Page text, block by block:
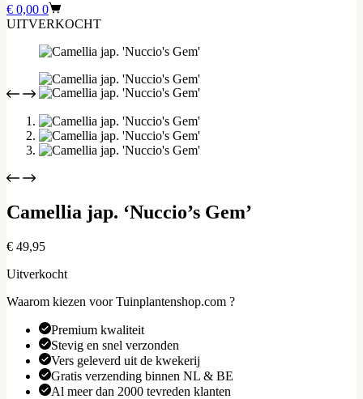
Winkelwagen
€ 0,00 0
UITVERKOCHT
Camellia jap. ‘Nuccio’s Gem’
€ 49,95
Uitverkocht
Waarom kiezen voor Tuinplantenshop.com ?
Premium kwaliteit
Stevig en snel verzonden
Vers geleverd uit de kwekerij
Gratis verzending binnen NL & BE
Al meer dan 2000 tevreden klanten